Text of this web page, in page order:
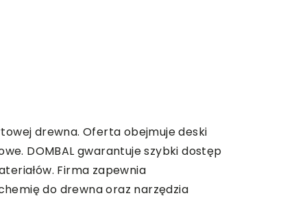
drewna. Oferta obejmuje deski
DOMBAL gwarantuje szybki dostęp
Firma zapewnia
do drewna oraz narzędzia